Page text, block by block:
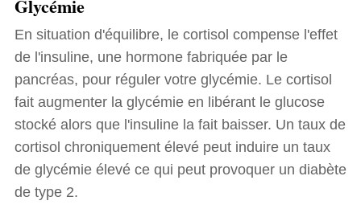
Glycémie
En situation d'équilibre, le cortisol compense l'effet
de l'insuline, une hormone fabriquée par le
pancréas, pour réguler votre glycémie. Le cortisol
fait augmenter la glycémie en libérant le glucose
stocké alors que l'insuline la fait baisser. Un taux de
cortisol chroniquement élevé peut induire un taux
de glycémie élevé ce qui peut provoquer un diabète
de type 2.